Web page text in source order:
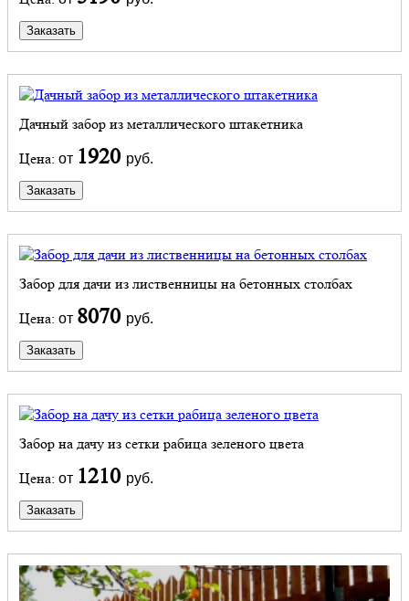
Заказать
Дачный забор из металлического штакетника
Цена: от 1920 руб.
Заказать
Забор для дачи из лиственницы на бетонных столбах
Цена: от 8070 руб.
Заказать
Забор на дачу из сетки рабица зеленого цвета
Цена: от 1210 руб.
Заказать